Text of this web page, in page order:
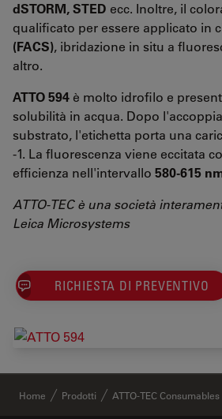
dSTORM, STED ecc. Inoltre, il
qualificato per essere applicato in
(FACS), ibridazione in situ a
altro.
ATTO 594 è molto idrofilo e
solubilità in acqua. Dopo
substrato, l'etichetta porta una
-1. La fluorescenza viene eccitata
efficienza nell'intervallo 580-615
ATTO-TEC è una società
Leica Microsystems
RICHIESTA DI PREVENTIVO
Home Prodotti ATTO-TEC Consumables